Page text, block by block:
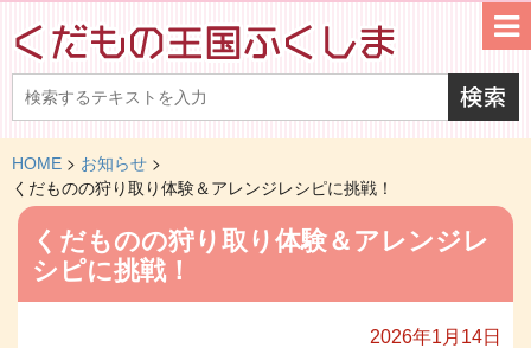
HOME > お知らせ >
くだものの狩り取り体験＆アレンジレシピに挑戦！
くだものの狩り取り体験＆アレンジレ
シピに挑戦！
2026年1月14日